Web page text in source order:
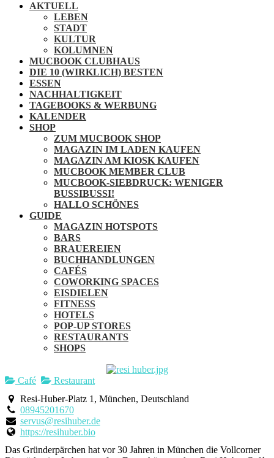
AKTUELL
LEBEN
STADT
KULTUR
KOLUMNEN
MUCBOOK CLUBHAUS
DIE 10 (WIRKLICH) BESTEN
ESSEN
NACHHALTIGKEIT
TAGEBOOKS & WERBUNG
KALENDER
SHOP
ZUM MUCBOOK SHOP
MAGAZIN IM LADEN KAUFEN
MAGAZIN AM KIOSK KAUFEN
MUCBOOK MEMBER CLUB
MUCBOOK-SIEBDRUCK: WENIGER
BUSSIBUSSI!
HALLO SCHÖNES
GUIDE
MAGAZIN HOTSPOTS
BARS
BRAUEREIEN
BUCHHANDLUNGEN
CAFÉS
COWORKING SPACES
EISDIELEN
FITNESS
HOTELS
POP-UP STORES
RESTAURANTS
SHOPS
Café
Restaurant
Resi-Huber-Platz 1, München, Deutschland
08945201670
servus@resihuber.de
https://resihuber.bio
Das Gründerpärchen hat vor 30 Jahren in München die Vollcorner